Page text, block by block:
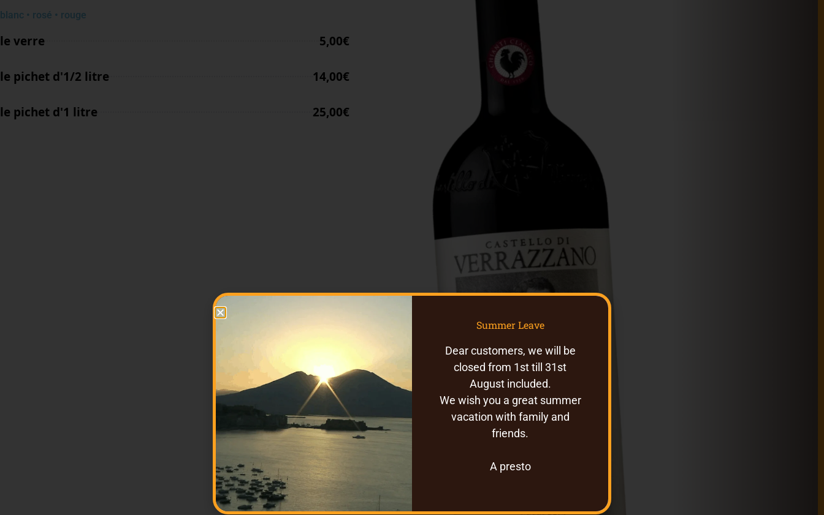
blanc • rosé • rouge
le verre 5,00€
le pichet d'1/2 litre 14,00€
le pichet d'1 litre 25,00€
Summer Leave
Dear customers, we will be
closed from 1st till 31st
August included.
We wish you a great summer
vacation with family and
friends.
A presto